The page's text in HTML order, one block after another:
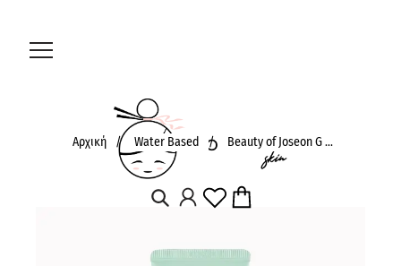
Αρχική / Water Based / Beauty of Joseon G ...